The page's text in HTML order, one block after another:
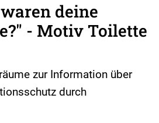
deine
- Motiv Toilette
zur Information über
durch